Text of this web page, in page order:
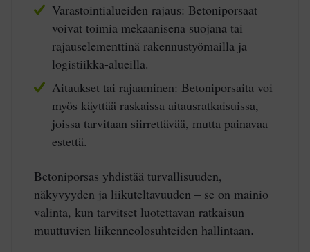
Varastointialueiden rajaus: Betoniporsaat
voivat toimia mekaanisena suojana tai
rajauselementtinä rakennustyömailla ja
logistiikka-alueilla.
Aitaukset tai rajaaminen: Betoniporsaita voi
myös käyttää raskaissa aitausratkaisuissa,
joissa tarvitaan siirrettävää, mutta painavaa
estettä.
Betoniporsas yhdistää turvallisuuden,
näkyvyyden ja liikuteltavuuden – se on mainio
valinta, kun tarvitset luotettavan ratkaisun
muuttuvien liikenneolosuhteiden hallintaan.